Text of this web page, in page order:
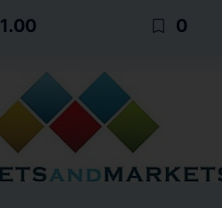
1.00 bookmark_border 0